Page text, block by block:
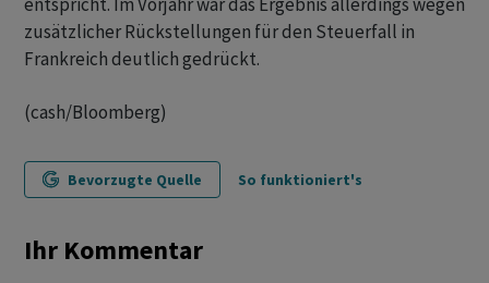
entspricht. Im Vorjahr war das Ergebnis allerdings wegen
zusätzlicher Rückstellungen für den Steuerfall in
Frankreich deutlich gedrückt.
(cash/Bloomberg)
Bevorzugte Quelle So funktioniert's
Ihr Kommentar